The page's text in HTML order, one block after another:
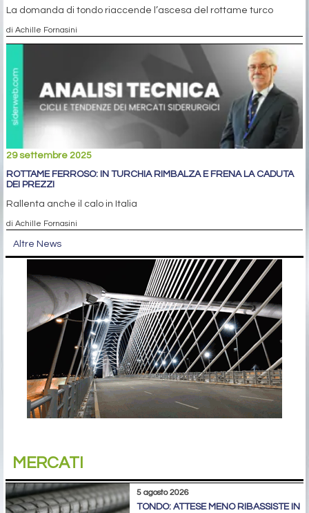
La domanda di tondo riaccende l’ascesa del rottame turco
di Achille Fornasini
29 settembre 2025
ROTTAME FERROSO: IN TURCHIA RIMBALZA E FRENA LA CADUTA
DEI PREZZI
Rallenta anche il calo in Italia
di Achille Fornasini
Altre News
MERCATI
5 agosto 2026
TONDO: ATTESE MENO RIBASSISTE IN